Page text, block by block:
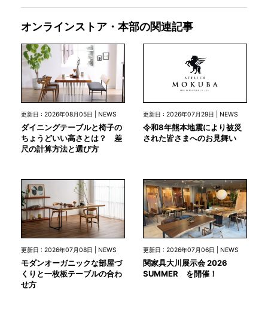
オンラインストア・本部の関連記事
更新日 : 2026年08月05日 | NEWS
ダイニングテーブルと椅子の
ちょうどいい高さとは？ 差
尺の計算方法と選び方
更新日 : 2026年07月29日 | NEWS
令和8年熊本地震により被災
された皆さまへのお見舞い
更新日 : 2026年07月08日 | NEWS
モダンオーガニックな部屋づ
くりと一枚板テーブルの合わ
せ方
更新日 : 2026年07月06日 | NEWS
関家具大川展示会 2026
SUMMER を開催！